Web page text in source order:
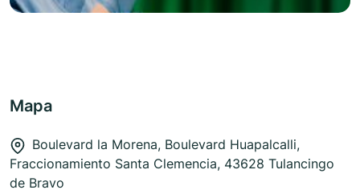
Mapa
Boulevard la Morena, Boulevard Huapalcalli,
Fraccionamiento Santa Clemencia, 43628 Tulancingo
de Bravo